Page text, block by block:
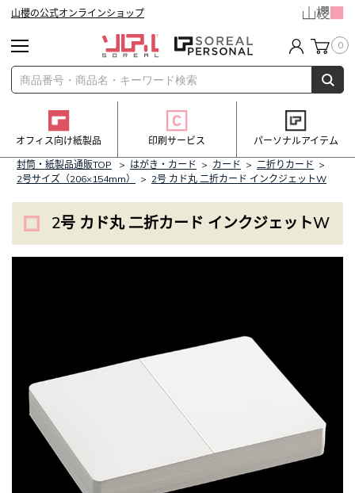
山櫻の公式オンラインショップ
0
オフィス向け紙製品 印刷サービス
パーソナルアイテム
封筒・紙製品通販TOP
> はがき・カード > カード > 二折りカード >
2号サイズ（206×154mm）
> 2号 カド丸 二折カード インクジェットW
2号 カド丸 二折カード インクジェットW
Prev